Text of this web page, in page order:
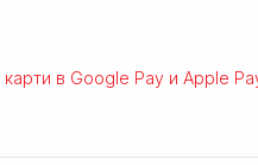
в Google Pay и Apple